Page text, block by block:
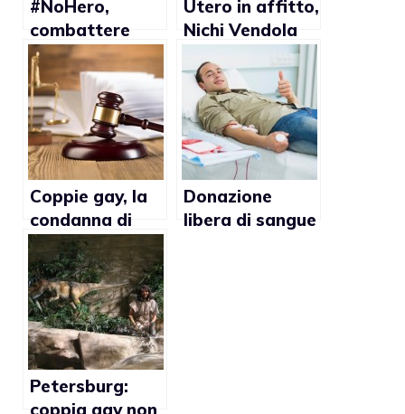
#NoHero,
combattere
l’omofobia tutti
i giorni
Utero in affitto,
Nichi Vendola
risponde alle
polemiche
Coppie gay, la
condanna di
Strasburgo
cambierà
l’Italia?
Donazione
libera di sangue
Petersburg:
coppia gay non